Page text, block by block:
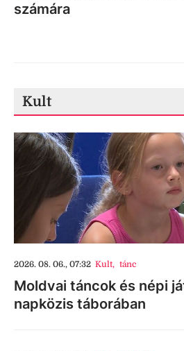
számára
Kult
2026. 08. 06., 07:32 Kult, tánc
Moldvai táncok és népi
napközis táborában